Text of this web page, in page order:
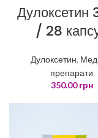
Дулоксетин
/ 28
Дулоксетин,
препарати
350.00грн